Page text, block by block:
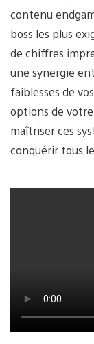
contenu
boss les plus
de chiffres
une synergie
faiblesses de
options de
maîtriser ces
conquérir tous